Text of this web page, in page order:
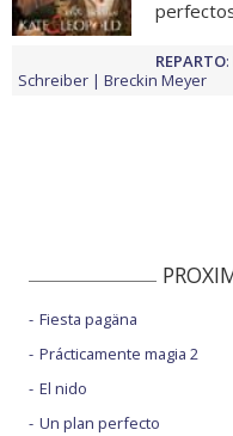
REPARTO:
Schreiber
Breckin Meyer
Fiesta pagäna
Prácticamente magia 2
El nido
Un plan perfecto